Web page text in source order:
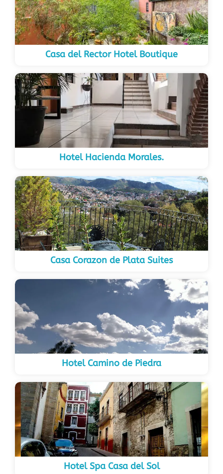
Casa del Rector Hotel Boutique
Hotel Hacienda Morales.
Casa Corazon de Plata Suites
Hotel Camino de Piedra
Hotel Spa Casa del Sol